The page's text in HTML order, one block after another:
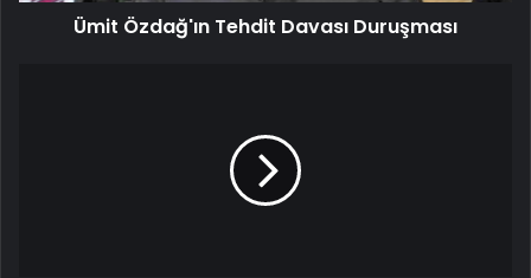
Ümit Özdağ'ın Tehdit Davası Duruşması